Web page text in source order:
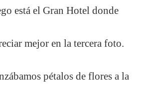
está el Gran Hotel donde
mejor en la tercera foto.
pétalos de flores a la